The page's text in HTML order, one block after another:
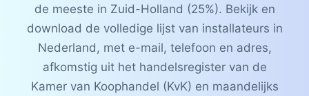
de meeste in Zuid-Holland (25%). Bekijk en
download de volledige lijst van installateurs in
Nederland, met e-mail, telefoon en adres,
afkomstig uit het handelsregister van de
Kamer van Koophandel (KvK) en maandelijks